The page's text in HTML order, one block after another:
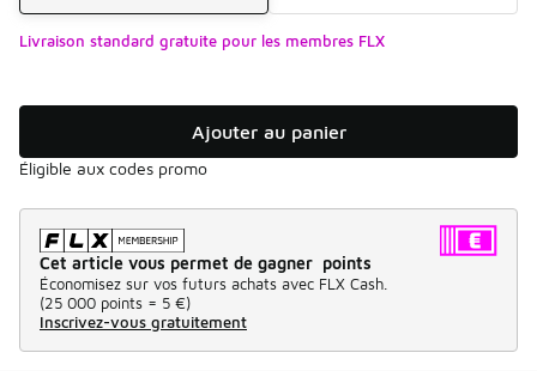
Livraison standard gratuite pour les membres FLX
Ajouter au panier
Éligible aux codes promo
Cet article vous permet de gagner points
Économisez sur vos futurs achats avec FLX Cash.
(25 000 points = 5 €)
Inscrivez-vous gratuitement